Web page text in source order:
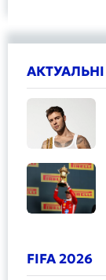
АКТУАЛЬНІ
FIFA 2026